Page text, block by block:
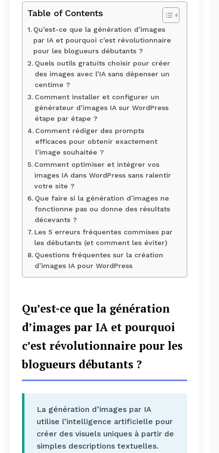
Table of Contents
Qu’est-ce que la génération d’images
par IA et pourquoi c’est révolutionnaire
pour les blogueurs débutants ?
Quels outils gratuits choisir pour créer
des images avec l’IA sans dépenser un
centime ?
Comment installer et configurer un
générateur d’images IA sur WordPress
étape par étape ?
Comment rédiger des prompts
efficaces pour obtenir exactement
l’image souhaitée ?
Comment optimiser et intégrer vos
images IA dans WordPress sans ralentir
votre site ?
Que faire si la génération d’images ne
fonctionne pas ou donne des résultats
décevants ?
Les 5 erreurs fréquentes commises par
les débutants (et comment les éviter)
Questions fréquentes sur la création
d’images IA pour WordPress
Qu’est-ce que la génération
d’images par IA et pourquoi
c’est révolutionnaire pour les
blogueurs débutants ?
La génération d’images par IA
utilise l’intelligence artificielle pour
créer des visuels uniques à partir de
simples descriptions textuelles.